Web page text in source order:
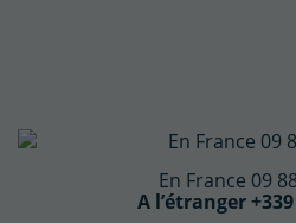
En France 09
A l’étranger